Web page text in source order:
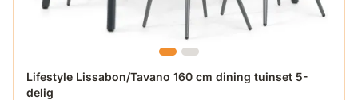
Lifestyle Lissabon/Tavano 160 cm dining tuinset 5-
delig
De prijs is afhankelijk van de gekozen opties op de